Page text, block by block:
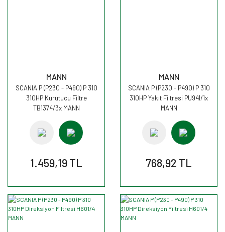
MANN
SCANIA P (P230 - P490) P 310
310HP Kurutucu Filtre
TB1374/3x MANN
1.459,19 TL
MANN
SCANIA P (P230 - P490) P 310
310HP Yakıt Filtresi PU941/1x
MANN
768,92 TL